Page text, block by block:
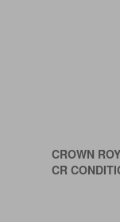
CROWN
CR